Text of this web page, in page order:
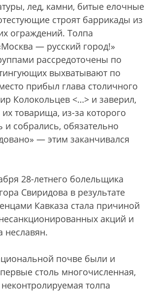
лед, камни, битые елочные
строят баррикады из
ограждений. Толпа
— русский город!»
рассредоточены по
выхватывают по
прибыл глава столичного
Колокольцев <…> и заверил,
их товарища, из-за которого
и собрались, обязательно
— этим заканчивался
28-летнего болельщика
Свиридова в результате
Кавказа стала причиной
акций и
неславян.
почве были и
столь многочисленная,
толпа